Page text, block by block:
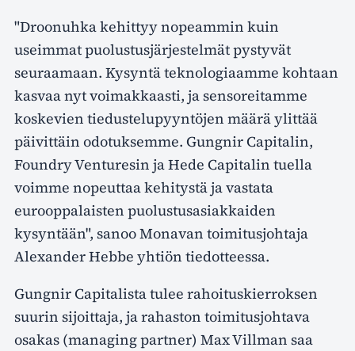
"Droonuhka kehittyy nopeammin kuin
useimmat puolustusjärjestelmät pystyvät
seuraamaan. Kysyntä teknologiaamme kohtaan
kasvaa nyt voimakkaasti, ja sensoreitamme
koskevien tiedustelupyyntöjen määrä ylittää
päivittäin odotuksemme. Gungnir Capitalin,
Foundry Venturesin ja Hede Capitalin tuella
voimme nopeuttaa kehitystä ja vastata
eurooppalaisten puolustusasiakkaiden
kysyntään", sanoo Monavan toimitusjohtaja
Alexander Hebbe yhtiön tiedotteessa.
Gungnir Capitalista tulee rahoituskierroksen
suurin sijoittaja, ja rahaston toimitusjohtava
osakas (managing partner) Max Villman saa